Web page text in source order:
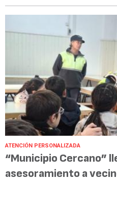
ATENCIÓN PERSONALIZADA
“Municipio Cercano”
asesoramiento a